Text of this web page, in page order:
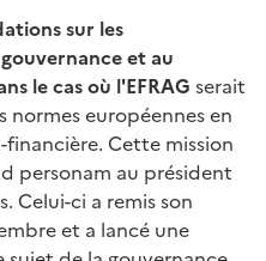
sur les
et au
le cas où l'EFRAG serait
européennes en
Cette mission
personam au président
Celui-ci a remis son
et a lancé une